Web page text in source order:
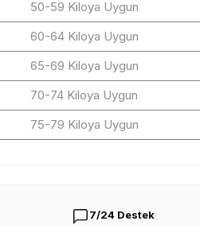
50-59 Kiloya Uygun
60-64 Kiloya Uygun
65-69 Kiloya Uygun
70-74 Kiloya Uygun
75-79 Kiloya Uygun
7/24 Destek